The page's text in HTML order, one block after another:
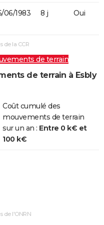
06/1983 8 j Oui
de la CCR
de terrain
de terrain à Esbly
Coût cumulé des
mouvements de terrain
sur un an : Entre 0 k€ et
100 k€
de l'ONRN